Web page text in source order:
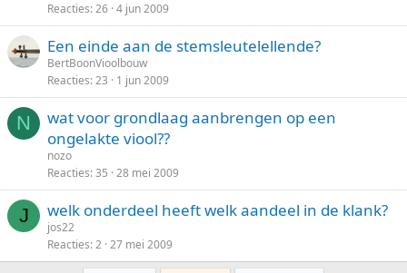
Reacties 26 4 jun 2009
Een einde aan de stemsleutelellende?
BertBoonVioolbouw
Reacties 23 1 jun 2009
N
wat voor grondlaag aanbrengen op een
ongelakte viool??
nozo
Reacties 35 28 mei 2009
J welk onderdeel heeft welk aandeel in de klank?
jos22
Reacties 2 27 mei 2009